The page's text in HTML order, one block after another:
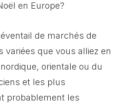
en Europe?
de marchés de
variées que vous alliez en
orientale ou du
et les plus
probablement les